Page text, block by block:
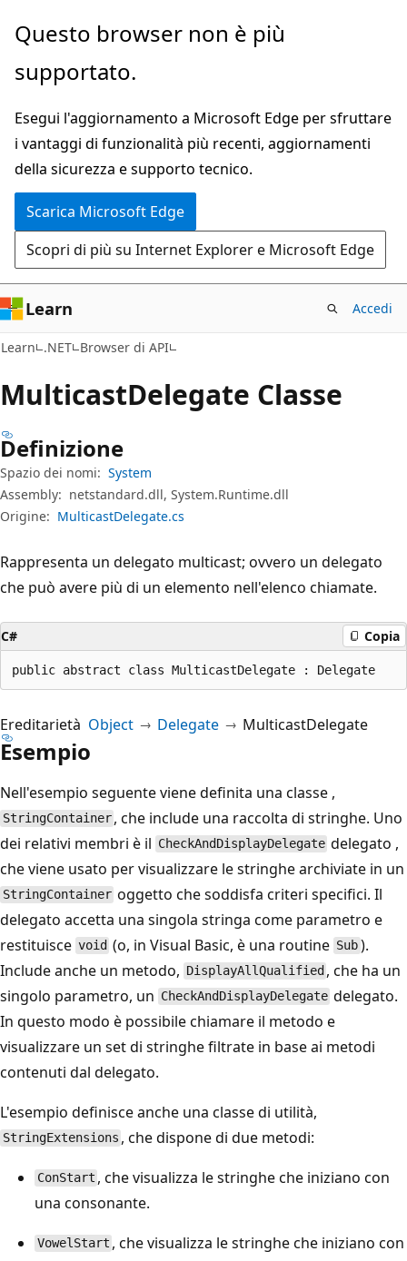
Ignora
passa
contenuto
principale
Passare
allo
spostamento
pagina
Questo browser non è più
supportato.
Esegui l'aggiornamento a Microsoft Edge per sfruttare
i vantaggi di funzionalità più recenti, aggiornamenti
della sicurezza e supporto tecnico.
Scarica Microsoft Edge
Scopri di più su Internet Explorer e Microsoft Edge
Learn Accedi
Learn .NET Browser di API
MulticastDelegate Classe
Definizione
Spazio dei nomi: System
Assembly: netstandard.dll, System.Runtime.dll
Origine: MulticastDelegate.cs
Rappresenta un delegato multicast; ovvero un delegato
che può avere più di un elemento nell'elenco chiamate.
C# Copia
public abstract class MulticastDelegate : Delegate
Ereditarietà Object Delegate MulticastDelegate
Esempio
Nell'esempio seguente viene definita una classe ,
StringContainer , che include una raccolta di stringhe. Uno
dei relativi membri è il CheckAndDisplayDelegate delegato ,
che viene usato per visualizzare le stringhe archiviate in un
StringContainer oggetto che soddisfa criteri specifici. Il
delegato accetta una singola stringa come parametro e
restituisce void (o, in Visual Basic, è una routine Sub).
Include anche un metodo, DisplayAllQualified , che ha un
singolo parametro, un CheckAndDisplayDelegate delegato.
In questo modo è possibile chiamare il metodo e
visualizzare un set di stringhe filtrate in base ai metodi
contenuti dal delegato.
L'esempio definisce anche una classe di utilità,
StringExtensions , che dispone di due metodi:
ConStart , che visualizza le stringhe che iniziano con
una consonante.
VowelStart , che visualizza le stringhe che iniziano con